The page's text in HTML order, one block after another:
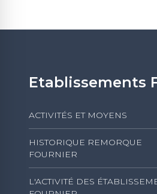
Etablissements
ACTIVITÉS ET MOYENS
HISTORIQUE REMORQUE
FOURNIER
L'ACTIVITÉ DES